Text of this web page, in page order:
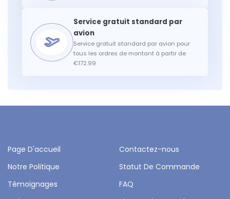
Service gratuit standard par avion pour
tous les ordres de montant à partir de
€172.99
Page D'accueil
Contactez-nous
Notre Politique
Statut De Commande
Témoignages
FAQ